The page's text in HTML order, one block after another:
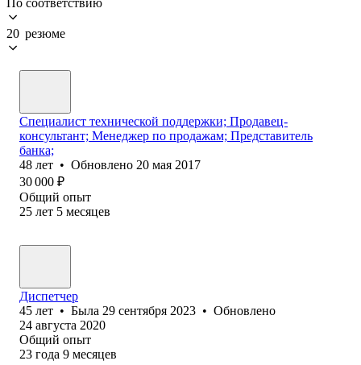
20 резюме
Специалист технической поддержки; Продавец-
консультант; Менеджер по продажам; Представитель
банка;
48 лет • Обновлено 20 мая 2017
30 000 ₽
Общий опыт
25 лет 5 месяцев
Диспетчер
45 лет • Была 29 сентября 2023 • Обновлено
24 августа 2020
Общий опыт
23 года 9 месяцев